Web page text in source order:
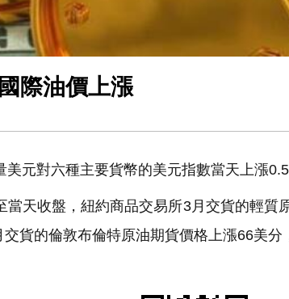
際油價上漲
元對六種主要貨幣的美元指數當天上漲
天收盤，紐約商品交易所3月交貨的輕質
貨的倫敦布倫特原油期貨價格上漲66美分